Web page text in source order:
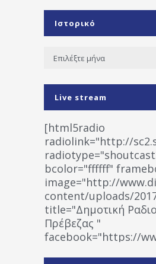
Ιστορικό
Ιστορικό
Live stream
[html5radio
radiolink="http://
bcolor="ffffff"
image="http://
content/uploads/
title="Δημοτική
Πρέβεζας "
facebook="https://